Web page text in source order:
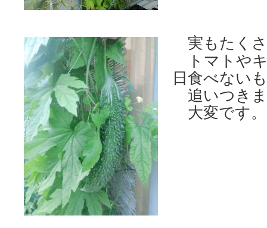
実もたく
トマトや
日食べない
追いつき
大変です。